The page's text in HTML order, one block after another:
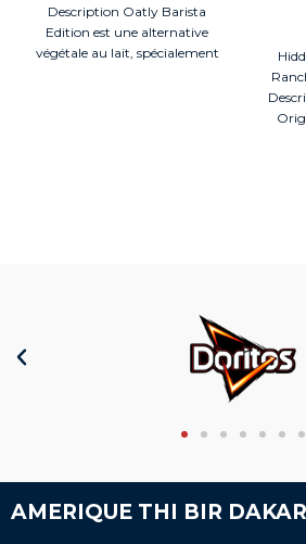
Description Oatly Barista
Edition est une alternative
végétale au lait, spécialement
AMERIQUE THI BIR DAKAR